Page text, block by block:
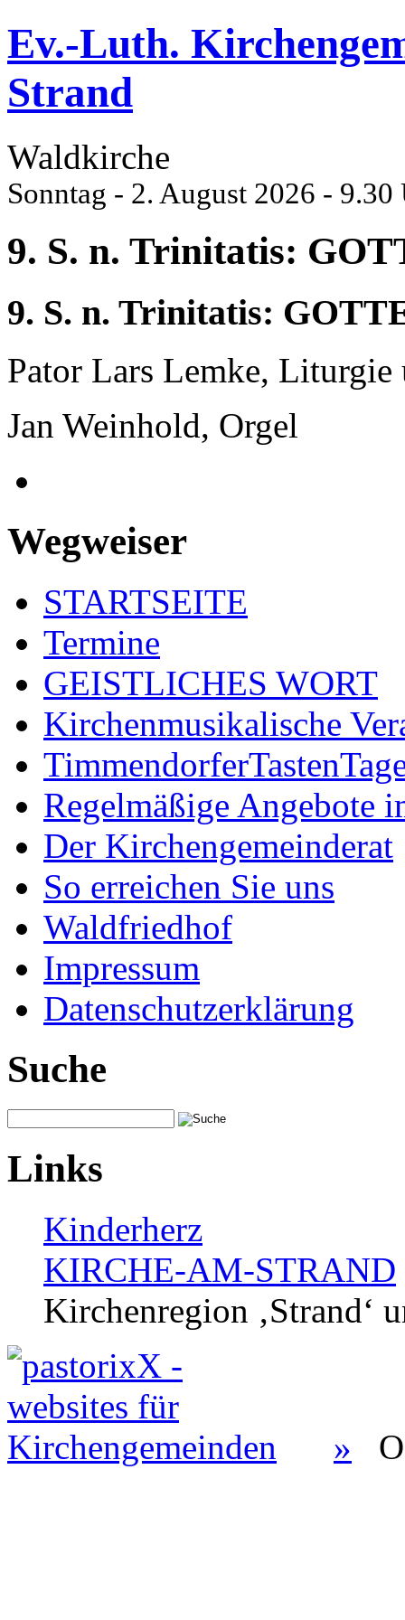
Ev.-Luth.
Strand
Waldkirche
Sonntag - 2. August 2026 - 9.30
9. S. n. Trinitatis:
9. S. n. Trinitatis:
Pator Lars Lemke, Liturgie
Jan Weinhold, Orgel
Wegweiser
STARTSEITE
Termine
GEISTLICHES WORT
Kirchenmusikalische
Regelmäßige Angebote
Der Kirchengemeinderat
So erreichen Sie uns
Waldfriedhof
Impressum
Datenschutzerklärung
Suche
Links
Kinderherz
KIRCHE-AM-STRAND
Kirchenregion ‚Strand‘
»